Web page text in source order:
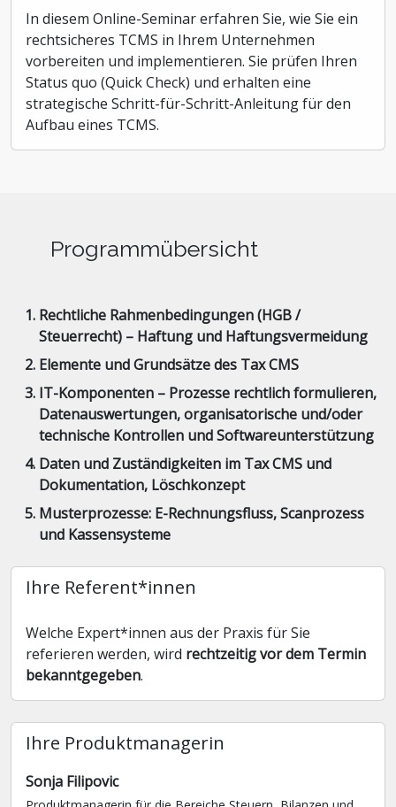
In diesem Online-Seminar erfahren Sie, wie Sie ein
rechtsicheres TCMS in Ihrem Unternehmen
vorbereiten und implementieren. Sie prüfen Ihren
Status quo (Quick Check) und erhalten eine
strategische Schritt-für-Schritt-Anleitung für den
Aufbau eines TCMS.
Programmübersicht
Rechtliche Rahmenbedingungen (HGB /
Steuerrecht) – Haftung und Haftungsvermeidung
Elemente und Grundsätze des Tax CMS
IT-Komponenten – Prozesse rechtlich formulieren,
Datenauswertungen, organisatorische und/oder
technische Kontrollen und Softwareunterstützung
Daten und Zuständigkeiten im Tax CMS und
Dokumentation, Löschkonzept
Musterprozesse: E-Rechnungsfluss, Scanprozess
und Kassensysteme
Ihre Referent*innen
Welche Expert*innen aus der Praxis für Sie
referieren werden, wird rechtzeitig vor dem Termin
bekanntgegeben.
Ihre Produktmanagerin
Sonja Filipovic